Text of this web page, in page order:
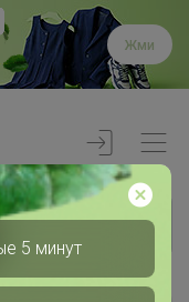
Жми
5 минут